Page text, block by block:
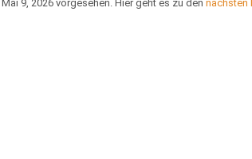
Hinweis
9, 2026 vorgesehen. Hier geht es zu den nächsten